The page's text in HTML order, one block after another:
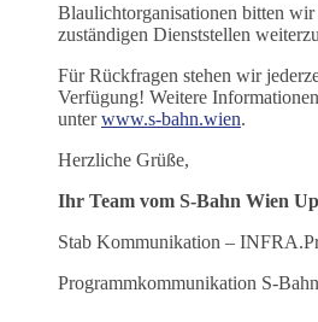
Blaulichtorganisationen bitten wir
zuständigen Dienststellen
Für Rückfragen stehen wir
Verfügung! Weitere
unterwww.s-bahn.wien.
Herzliche Grüße,
Ihr Team vom S-Bahn Wien
Stab Kommunikation –
Programmkommunikation S-